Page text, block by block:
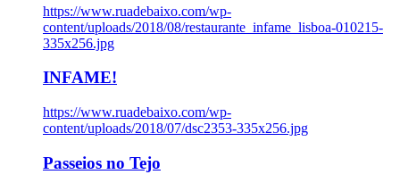
https://www.ruadebaixo.com/wp-
content/uploads/2018/08/restaurante_infame_lisboa-010215-
335x256.jpg
INFAME!
https://www.ruadebaixo.com/wp-
content/uploads/2018/07/dsc2353-335x256.jpg
Passeios no Tejo